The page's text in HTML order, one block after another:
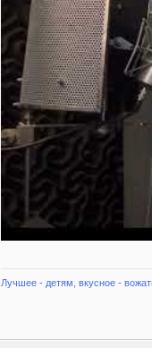
Лучшее - детям, вкусное -